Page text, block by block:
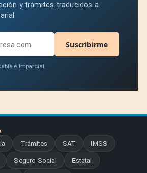
y trámites traducidos a
Suscribirme
e imparcial.
Trámites SAT IMSS
Seguro Social Estatal